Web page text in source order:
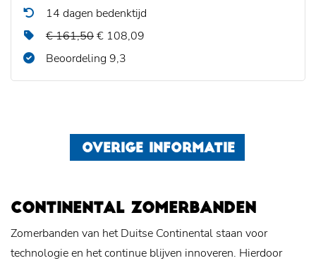
14 dagen bedenktijd
€ 161,50€ 108,09
Beoordeling 9,3
OVERIGE INFORMATIE
CONTINENTAL ZOMERBANDEN
Zomerbanden van het Duitse Continental staan voor
technologie en het continue blijven innoveren. Hierdoor